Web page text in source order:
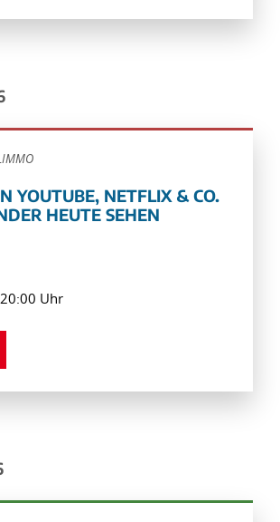
YOUTUBE, NETFLIX & CO.
HEUTE SEHEN
Uhr